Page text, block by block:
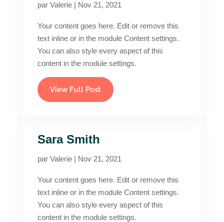
par Valerie| Nov 21, 2021
Your content goes here. Edit or remove this
text inline or in the module Content settings.
You can also style every aspect of this
content in the module settings.
View Full Post
Sara Smith
par Valerie| Nov 21, 2021
Your content goes here. Edit or remove this
text inline or in the module Content settings.
You can also style every aspect of this
content in the module settings.